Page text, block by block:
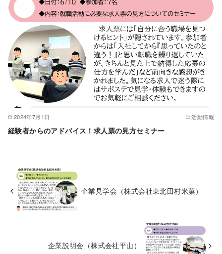
2024年7月1日 活動情報
経験者からのアドバイス！求人票の見方セミナー
企業見学会（株式会社東北田村米菓）
企業説明会（株式会社平山）